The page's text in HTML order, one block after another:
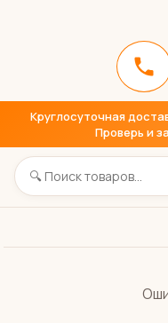
Круглосуточная
Проверь и